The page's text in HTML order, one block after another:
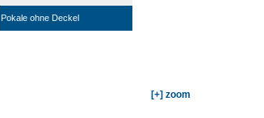
Pokale ohne Deckel
[+] zoom